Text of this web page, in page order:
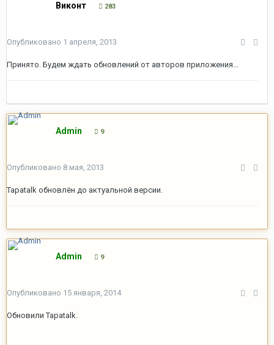
Виконт 283
Опубликовано 1 апреля, 2013
Принято. Будем ждать обновлений от авторов приложения...
Admin 9
Опубликовано 8 мая, 2013
Tapatalk обновлён до актуальной версии.
Admin 9
Опубликовано 15 января, 2014
Обновили Tapatalk.